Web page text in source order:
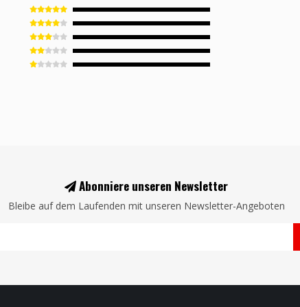
Abonniere unseren Newsletter
Bleibe auf dem Laufenden mit unseren Newsletter-Angeboten